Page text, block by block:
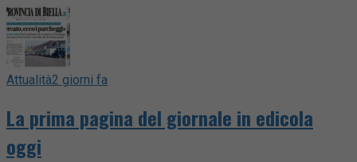
Attualità2 giorni fa
La prima pagina del giornale in edicola
oggi